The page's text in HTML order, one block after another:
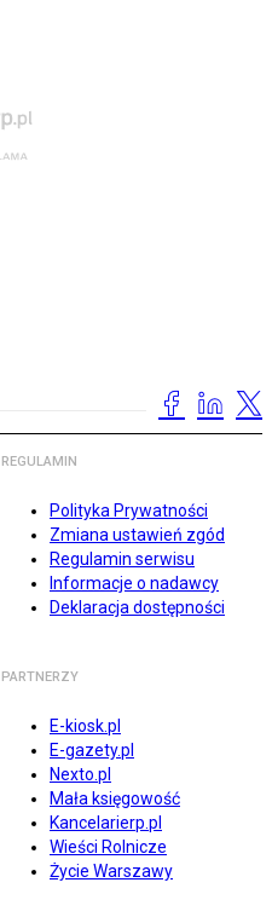
REGULAMIN
Polityka Prywatności
Zmiana ustawień zgód
Regulamin serwisu
Informacje o nadawcy
Deklaracja dostępności
PARTNERZY
E-kiosk.pl
E-gazety.pl
Nexto.pl
Mała księgowość
Kancelarierp.pl
Wieści Rolnicze
Życie Warszawy